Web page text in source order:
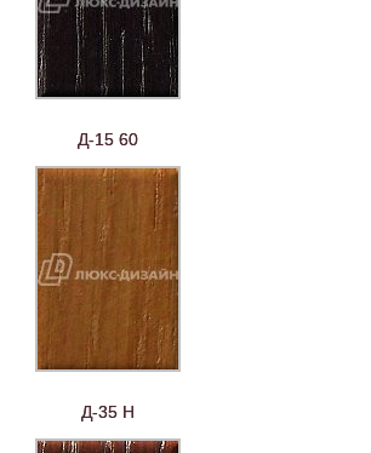
Д-15 60
Д-35 Н